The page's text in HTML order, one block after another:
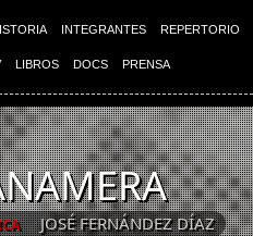
INTEGRANTES REPERTORIO
LIBROS DOCS PRENSA
JOSÉ FERNÁNDEZ DÍAZ